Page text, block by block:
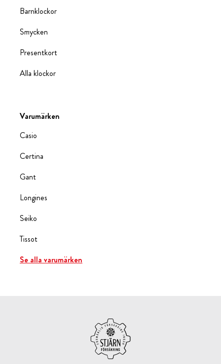
Barnklockor
Smycken
Presentkort
Alla klockor
Varumärken
Casio
Certina
Gant
Longines
Seiko
Tissot
Se alla varumärken